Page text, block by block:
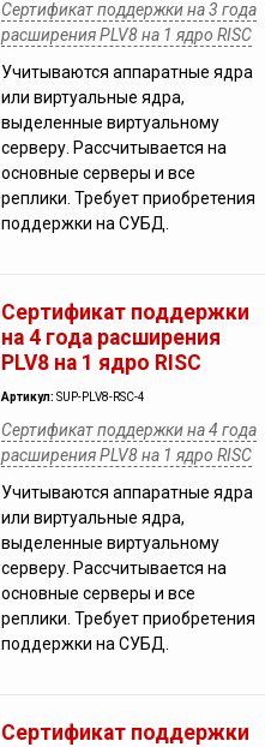
Сертификат поддержки на 3 года
расширения PLV8 на 1 ядро RISC
Учитываются аппаратные ядра
или виртуальные ядра,
выделенные виртуальному
серверу. Рассчитывается на
основные серверы и все
реплики. Требует приобретения
поддержки на СУБД.
Сертификат поддержки
на 4 года расширения
PLV8 на 1 ядро RISC
Артикул: SUP-PLV8-RSC-4
Сертификат поддержки на 4 года
расширения PLV8 на 1 ядро RISC
Учитываются аппаратные ядра
или виртуальные ядра,
выделенные виртуальному
серверу. Рассчитывается на
основные серверы и все
реплики. Требует приобретения
поддержки на СУБД.
Сертификат поддержки